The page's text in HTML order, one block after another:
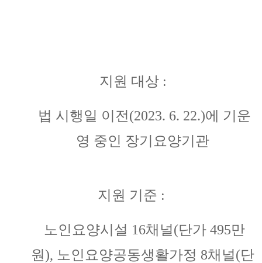
지원 대상 :
법 시행일 이전(2023. 6. 22.)에 기운
영 중인 장기요양기관
지원 기준 :
노인요양시설 16채널(단가 495만
원), 노인요양공동생활가정 8채널(단